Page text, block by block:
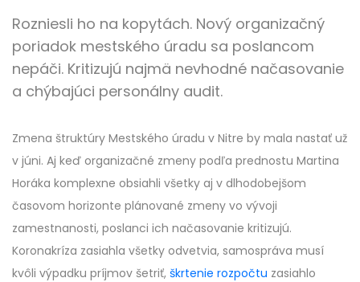
Rozniesli ho na kopytách. Nový organizačný
poriadok mestského úradu sa poslancom
nepáči. Kritizujú najmä nevhodné načasovanie
a chýbajúci personálny audit.
Zmena štruktúry Mestského úradu v Nitre by mala nastať už
v júni. Aj keď organizačné zmeny podľa prednostu Martina
Horáka komplexne obsiahli všetky aj v dlhodobejšom
časovom horizonte plánované zmeny vo vývoji
zamestnanosti, poslanci ich načasovanie kritizujú.
Koronakríza zasiahla všetky odvetvia, samospráva musí
kvôli výpadku príjmov šetriť, škrtenie rozpočtu zasiahlo